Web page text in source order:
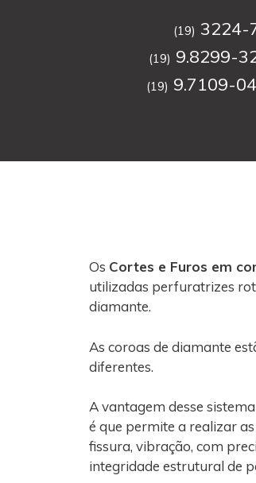
(19) 3224-
(19) 9.8299-
(19) 9.7109-
Os Cortes e Furos em
utilizadas perfuratrizes
diamante.
As coroas de diamante
diferentes.
A vantagem desse
é que permite a realizar
fissura, vibração, com
integridade estrutural de